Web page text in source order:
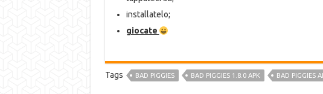
installatelo;
giocate
Tags BAD PIGGIES BAD PIGGIES 1.8.0 APK BAD PIGGIES